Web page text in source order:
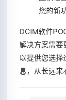
您的新
DCIM软件
解决方案需要
以提供您选择
息，从长远来